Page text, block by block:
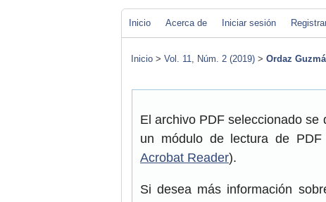
Inicio Acerca de Iniciar sesión
Inicio > Vol. 11, Núm. 2 (2019) > Ordaz
El archivo PDF seleccionado
un módulo de lectura de
Acrobat Reader).
Si desea más información